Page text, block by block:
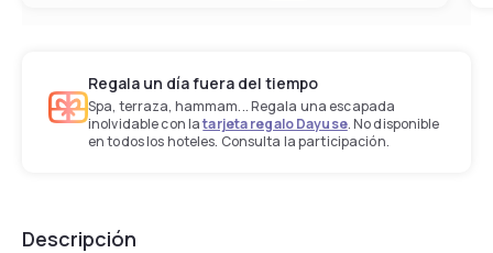
Regala un día fuera del tiempo
Spa, terraza, hammam... Regala una escapada
inolvidable con latarjeta regalo Dayuse. No disponible
en todos los hoteles. Consulta la participación.
Descripción